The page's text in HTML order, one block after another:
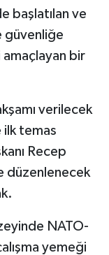
başlatılan ve
güvenliğe
amaçlayan bir
verilecek
temas
Recep
düzenlenecek
NATO-
yemeği